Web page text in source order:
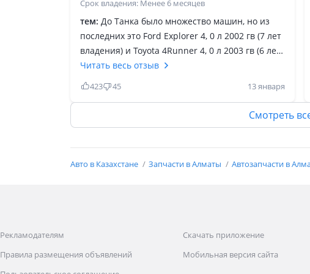
Срок владения: Менее 6 месяцев
тем: До Танка было множество машин, но из
последних это Ford Explorer 4, 0 л 2002 гв (7 лет
владения) и Toyota 4Runner 4, 0 л 2003 гв (6 лет
владения). Коротко и конкретно опишу свои
ощущения от владения Tank 300. Привод парт
тайм не для всех. Для меня как бы не проблема
ездить зимой на заднем приводе, но для
будет продаваться). В конце концов раньше все
Чугунный и динамика хорошая. Меня
порадовала шумка, музыка добротная
Инфинити, клиренс, железное составляющее
Читать весь отзыв
423 45 13 января
Смотреть
Авто в Казахстане Запчасти в Алматы Автозапчасти в
Рекламодателям
Правила размещения объявлений
Скачать приложение
Мобильная версия сайта